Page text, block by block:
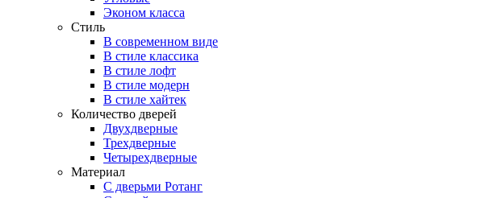
Эконом класса
Стиль
В современном виде
В стиле классика
В стиле лофт
В стиле модерн
В стиле хайтек
Количество дверей
Двухдверные
Трехдверные
Четырехдверные
Материал
C дверьми Ротанг